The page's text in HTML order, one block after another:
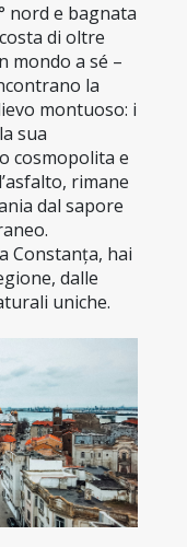
nord e bagnata
di oltre
mondo a sé –
la
montuoso: i
sua
cosmopolita e
rimane
dal sapore
Constanța, hai
dalle
uniche.